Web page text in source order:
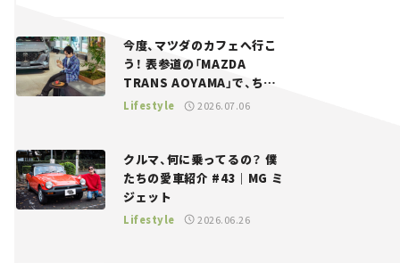
今度、マツダのカフェへ行こ
う！ 表参道の「MAZDA
TRANS AOYAMA」で、ちょ
っとひと息。——連載｜CCG
Lifestyle 2026.07.06
クルマ、何に乗ってるの？ 僕
たちの愛車紹介 #43｜MG ミ
ジェット
Lifestyle 2026.06.26